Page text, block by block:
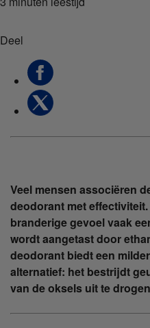
Deel
Veel mensen associëren
deodorant met
branderige gevoel vaak
wordt aangetast door
deodorant biedt een
alternatief: het bestrijdt
van de oksels uit te